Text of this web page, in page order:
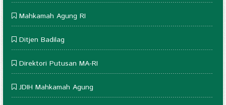
Mahkamah Agung RI
Ditjen Badilag
Direktori Putusan MA-RI
JDIH Mahkamah Agung